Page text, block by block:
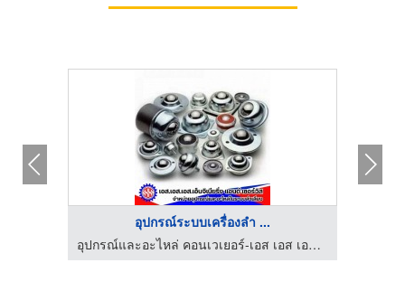
อุปกรณ์ระบบเครื่องลำ ...
อุปกรณ์และอะไหล่ คอนเวเยอร์-เอส เอส เอส เอ็นจิเนียริ่ง